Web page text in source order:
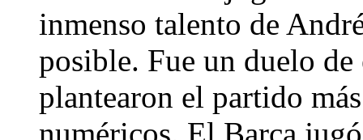
inmenso talento de
posible. Fue un duelo
plantearon el partido
numéricos. El Barça